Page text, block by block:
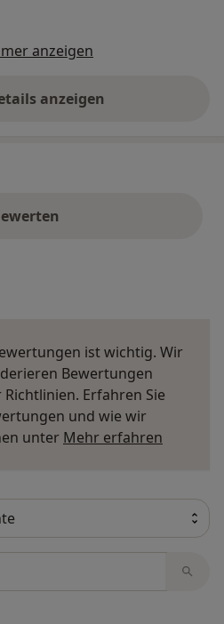
anzeigen
anzeigen
über die Adresse
ist wichtig. Wir
Bewertungen
Erfahren Sie
und wie wir
unter Mehr erfahren